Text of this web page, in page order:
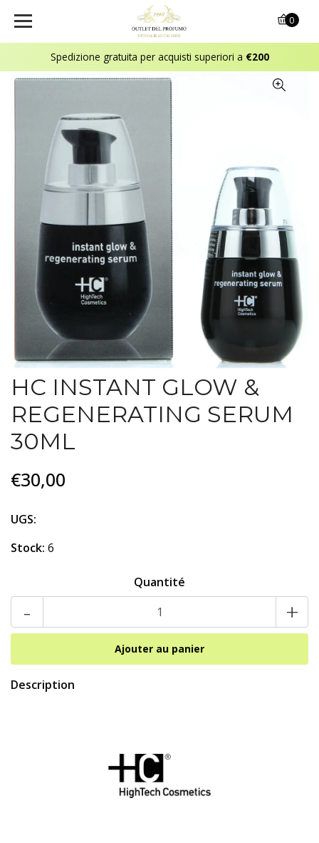
Spedizione gratuita per acquisti superiori a €200
0
HC INSTANT GLOW &
REGENERATING SERUM
30ML
€30,00
UGS:
Stock: 6
Quantité
- +
Description